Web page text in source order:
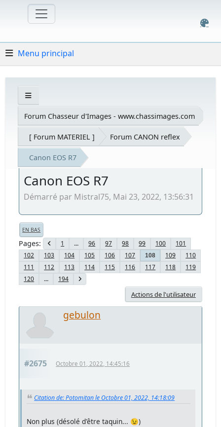
Menu principal
Forum Chasseur d'Images - www.chassimages.com
[ Forum MATERIEL ] Forum CANON reflex
Canon EOS R7
Canon EOS R7
Démarré par Mistral75, Mai 23, 2022, 13:56:31
EN BAS
Pages 1 ... 96 97 98 99 100
101
102
103 104 105 106 107 108 109
110
111
112 113 114 115 116 117 118
119
120
... 194
Actions de l'utilisateur
gebulon
#2675 Octobre 01, 2022, 14:45:16
Citation de: Potomitan le Octobre 01, 2022, 14:18:09
Non plus (désolé d'être taquin... 😉)